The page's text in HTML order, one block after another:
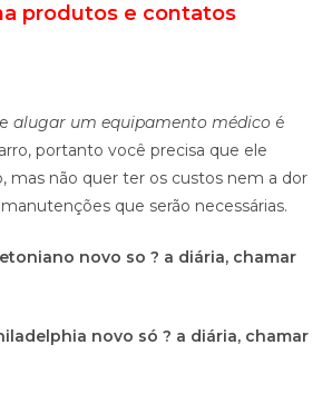
produtos e contatos
alugar um equipamento médico é
portanto você precisa que ele
mas não quer ter os custos nem a dor
que serão necessárias.
novo so ? a diária, chamar
novo só ? a diária, chamar